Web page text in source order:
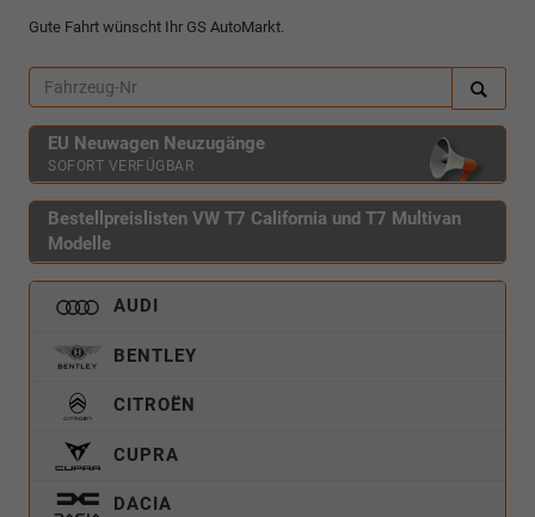
Gute Fahrt wünscht Ihr GS AutoMarkt.
EU Neuwagen Neuzugänge
SOFORT VERFÜGBAR
Bestellpreislisten VW T7 California und T7 Multivan
Modelle
AUDI
BENTLEY
CITROËN
CUPRA
DACIA